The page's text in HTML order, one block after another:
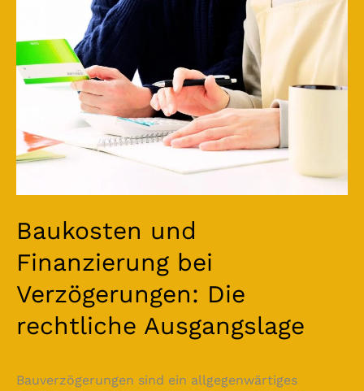
Baukosten und
Finanzierung bei
Verzögerungen: Die
rechtliche Ausgangslage
Bauverzögerungen sind ein allgegenwärtiges
Verzögerungen:
rechtliche
Ausgangslage